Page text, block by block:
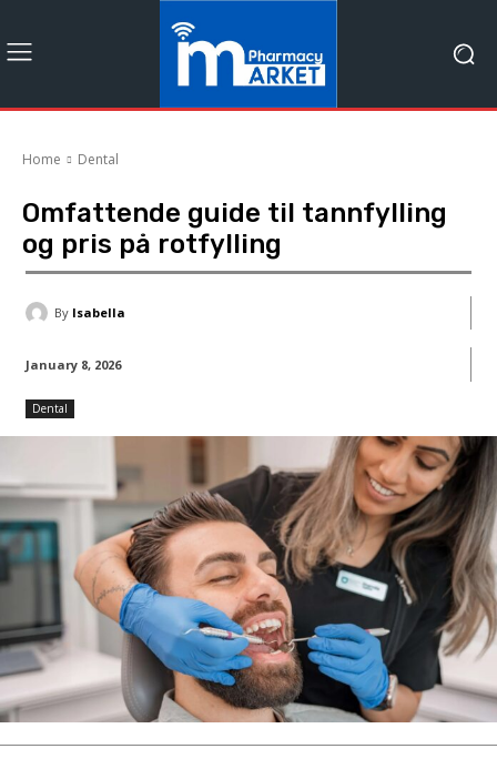
Home Dental
Omfattende guide til tannfylling
og pris på rotfylling
By Isabella
January 8, 2026
Dental